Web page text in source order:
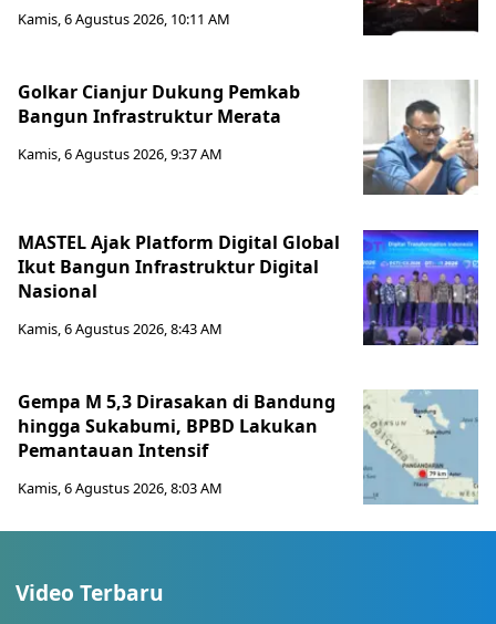
Kamis, 6 Agustus 2026, 10:11 AM
Golkar Cianjur Dukung Pemkab
Bangun Infrastruktur Merata
Kamis, 6 Agustus 2026, 9:37 AM
MASTEL Ajak Platform Digital Global
Ikut Bangun Infrastruktur Digital
Nasional
Kamis, 6 Agustus 2026, 8:43 AM
Gempa M 5,3 Dirasakan di Bandung
hingga Sukabumi, BPBD Lakukan
Pemantauan Intensif
Kamis, 6 Agustus 2026, 8:03 AM
Video Terbaru